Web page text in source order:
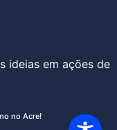
ideias em ações de
no Acre!